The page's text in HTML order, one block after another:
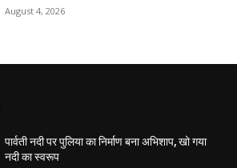
August 4, 2026
पार्वती नदी पर पुलिया का निर्माण बना अभिशाप, खो गया
नदी का स्वरूप